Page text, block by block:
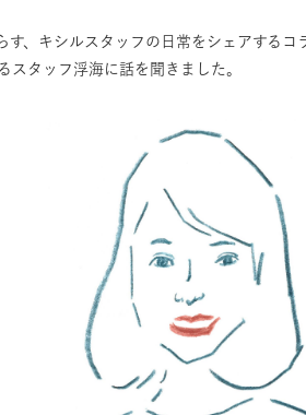
す、キシルスタッフの日常をシェアする
スタッフ浮海に話を聞きました。